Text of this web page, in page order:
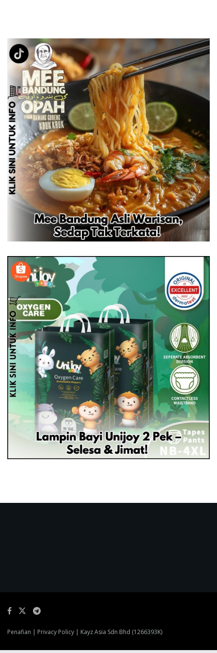
Penafian | Privacy Policy | Kayz Asia Sdn Bhd (1266393K)